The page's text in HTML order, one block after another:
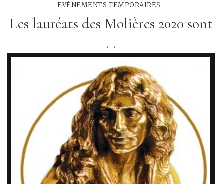
EVÉNEMENTS TEMPORAIRES
Les lauréats des Molières 2020 sont
...